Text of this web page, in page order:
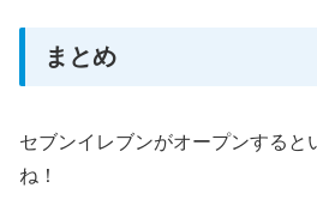
まとめ
セブンイレブンがオープンすると
ね！